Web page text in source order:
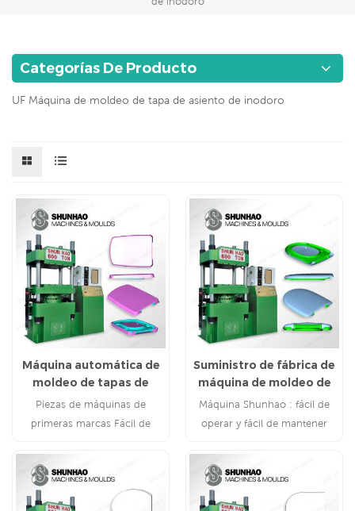
Categorías De Producto
UF Máquina de moldeo de tapa de asiento de inodoro
Máquina automática de
moldeo de tapas de
inodoros con urea
Piezas de máquinas de
primeras marcas Fácil de
Suministro de fábrica de
máquina de moldeo de
cubierta de asiento de
inodoro de urea
Máquina Shunhao : fácil de
operar y fácil de mantener